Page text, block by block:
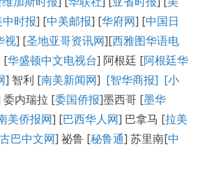
中时报] [中美邮报] [华府网] [中国日
视] [圣地亚哥资讯网][西雅图华语电
[华盛顿中文电视台] 阿根廷 [阿根廷华
] 智利 [南美新闻网] [智华商报] [小
委内瑞拉 [委国侨报]墨西哥 [墨华
美侨报网] [巴西华人网] 巴拿马 [拉美
古巴中文网] 祕鲁 [秘鲁通] 苏里南[中